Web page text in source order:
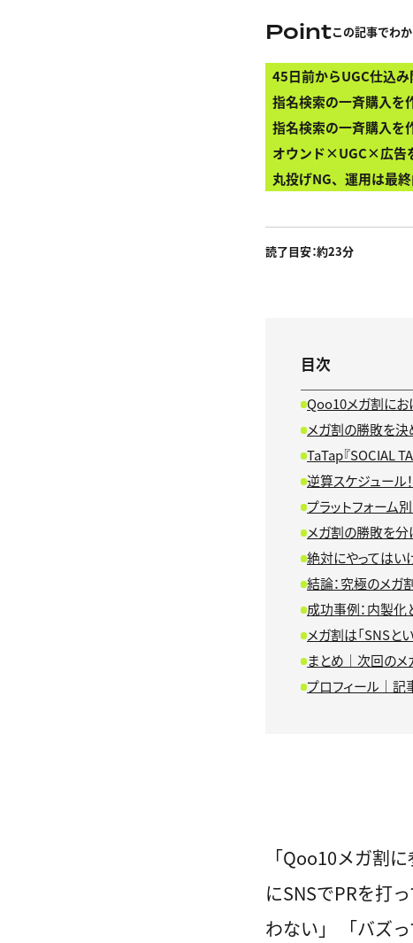
Pointこの記事でわ
45日前からUGC仕込み
指名検索の一斉購入を
指名検索の一斉購入を
オウンド×UGC×広告
丸投げNG、運用は最
読了目安：約23分
目次
Qoo10メガ割に
メガ割の勝敗を決
TaTap『SOCIAL
逆算スケジュール
プラットフォーム
メガ割の勝敗を分
絶対にやってはい
結論：究極のメガ
成功事例：内製
メガ割は「SNSと
まとめ｜次回のメ
プロフィール｜
「Qoo10メガ割
にSNSでPRを打
わない」 「バズ